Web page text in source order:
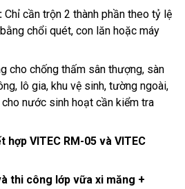
Chỉ cần trộn 2 thành phần theo tỷ lệ
chổi quét, con lăn hoặc máy
cho chống thấm sân thượng, sàn
lô gia, khu vệ sinh, tường ngoài,
nước sinh hoạt cần kiểm tra
hợp VITEC RM-05 và VITEC
thi công lớp vữa xi măng +